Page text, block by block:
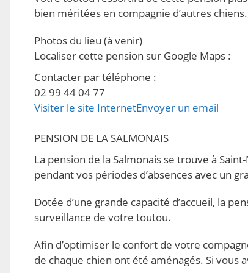
bien méritées en compagnie d’autres chiens.
Photos du lieu (à venir)
Localiser cette pension sur Google Maps :
Contacter par téléphone :
02 99 44 04 77
Visiter le site InternetEnvoyer un email
PENSION DE LA SALMONAIS
La pension de la Salmonais se trouve à
pendant vos périodes d’absences avec un
Dotée d’une grande capacité d’accueil, la
surveillance de votre toutou.
Afin d’optimiser le confort de votre
de chaque chien ont été aménagés. Si vous